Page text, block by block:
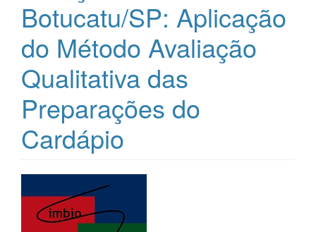
Botucatu/SP: Aplicação
do Método Avaliação
Qualitativa das
Preparações do
Cardápio
lateral